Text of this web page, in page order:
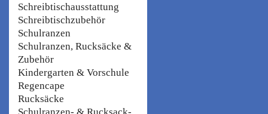
Schreibtischausstattung
Schreibtischzubehör
Schulranzen
Schulranzen, Rucksäcke &
Zubehör
Kindergarten & Vorschule
Regencape
Rucksäcke